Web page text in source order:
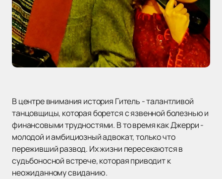
В центре внимания история Гитель - талантливой
танцовщицы, которая борется с язвенной болезнью и
финансовыми трудностями. В то время как Джерри -
молодой и амбициозный адвокат, только что
переживший развод. Их жизни пересекаются в
судьбоносной встрече, которая приводит к
неожиданному свиданию.